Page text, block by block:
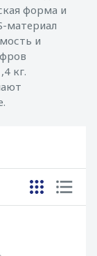
форма и
материал
и
кг.